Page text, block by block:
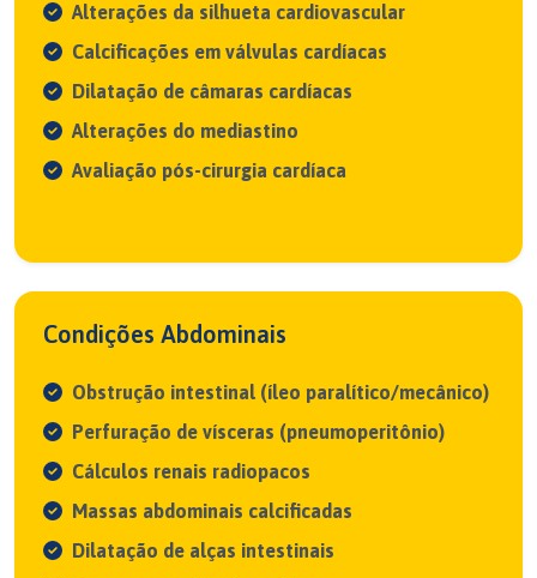
Alterações da silhueta cardiovascular
Calcificações em válvulas cardíacas
Dilatação de câmaras cardíacas
Alterações do mediastino
Avaliação pós-cirurgia cardíaca
Condições Abdominais
Obstrução intestinal (íleo paralítico/mecânico)
Perfuração de vísceras (pneumoperitônio)
Cálculos renais radiopacos
Massas abdominais calcificadas
Dilatação de alças intestinais